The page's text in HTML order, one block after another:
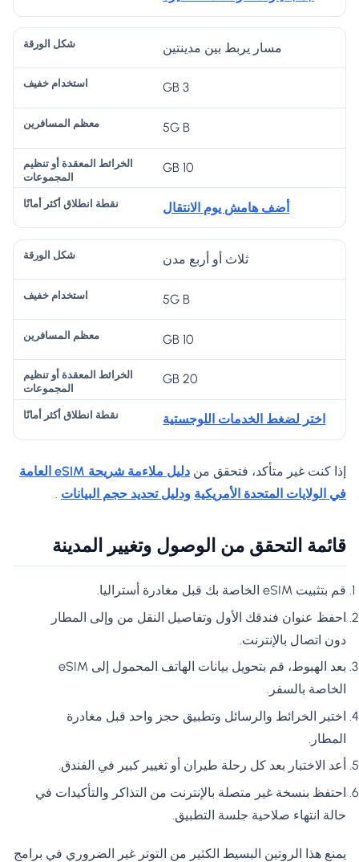
ك
ال
اس
خ
ف
ع
ظ
م
ال
ق
تن
ي
م
ج
م
و
ان
ق
أك
ث
ر
أم
ا
مسار يربط بين مدينتين
3 GB
5G B
10 GB
أضف هامش يوم الانتقال
ثلاث أو أربع مدن
5G B
10 GB
20 GB
اختر لضغط الخدمات اللوجستية
إذا كنت غير متأكد، فتحقق من
دليل ملاءمة شريحة eSIM العامة
في الولايات المتحدة الأمريكية ودليل تحديد حجم البيانات .
قائمة التحقق من الوصول وتغيير المدينة
قم بتثبيت eSIM الخاصة بك قبل مغادرة أستراليا.
احفظ عنوان فندقك الأول وتفاصيل النقل من وإلى المطار
دون اتصال بالإنترنت.
بعد الهبوط، قم بتحويل بيانات الهاتف المحمول إلى eSIM
الخاصة بالسفر.
اختبر الخرائط والرسائل وتطبيق حجز واحد قبل مغادرة
المطار.
أعد الاختبار بعد كل رحلة طيران أو تغيير كبير في الفندق.
احتفظ بنسخة غير متصلة بالإنترنت من التذاكر والتأكيدات في
حالة انتهاء صلاحية جلسة التطبيق.
يمنع هذا الروتين البسيط الكثير من التوتر غير الضروري في برامج